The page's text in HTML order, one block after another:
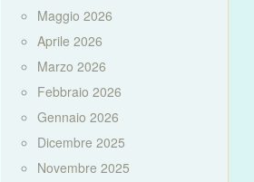
Maggio 2026
Aprile 2026
Marzo 2026
Febbraio 2026
Gennaio 2026
Dicembre 2025
Novembre 2025